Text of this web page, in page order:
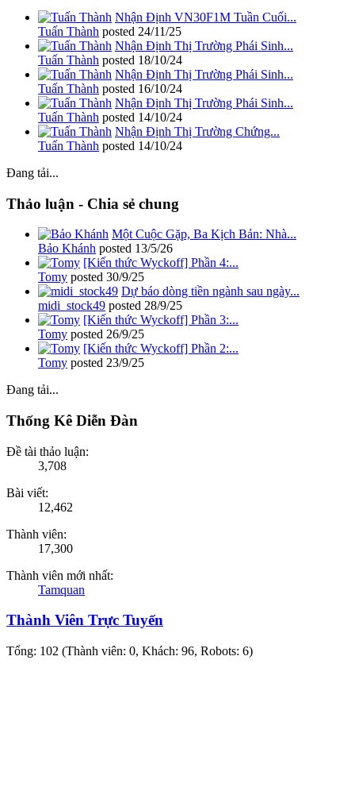
Nhận Định VN30F1M Tuần Cuối...
Tuấn Thành posted 24/11/25
Nhận Định Thị Trường Phái Sinh...
Tuấn Thành posted 18/10/24
Nhận Định Thị Trường Phái Sinh...
Tuấn Thành posted 16/10/24
Nhận Định Thị Trường Phái Sinh...
Tuấn Thành posted 14/10/24
Nhận Định Thị Trường Chứng...
Tuấn Thành posted 14/10/24
Đang tải...
Thảo luận - Chia sẻ chung
Một Cuộc Gặp, Ba Kịch Bản: Nhà...
Bảo Khánh posted 13/5/26
[Kiến thức Wyckoff] Phần 4:...
Tomy posted 30/9/25
Dự báo dòng tiền ngành sau ngày...
midi_stock49 posted 28/9/25
[Kiến thức Wyckoff] Phần 3:...
Tomy posted 26/9/25
[Kiến thức Wyckoff] Phần 2:...
Tomy posted 23/9/25
Đang tải...
Thống Kê Diễn Đàn
Đề tài thảo luận:
3,708
Bài viết:
12,462
Thành viên:
17,300
Thành viên mới nhất:
Tamquan
Thành Viên Trực Tuyến
Tổng: 102 (Thành viên: 0, Khách: 96, Robots: 6)